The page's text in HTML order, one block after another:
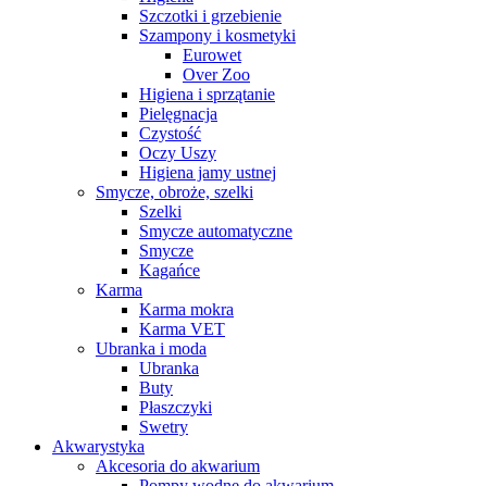
Szczotki i grzebienie
Szampony i kosmetyki
Eurowet
Over Zoo
Higiena i sprzątanie
Pielęgnacja
Czystość
Oczy Uszy
Higiena jamy ustnej
Smycze, obroże, szelki
Szelki
Smycze automatyczne
Smycze
Kagańce
Karma
Karma mokra
Karma VET
Ubranka i moda
Ubranka
Buty
Płaszczyki
Swetry
Akwarystyka
Akcesoria do akwarium